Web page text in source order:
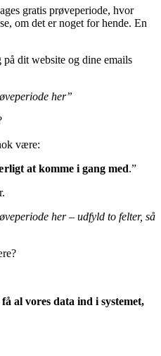
gratis prøveperiode, hvor
om det er noget for hende. En
dit website og dine emails
her”
være:
at komme i gang med.”
her – udfyld to felter, så
al vores data ind i systemet,